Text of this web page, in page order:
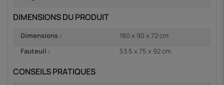
DIMENSIONS DU PRODUIT
Dimensions :
180 x 90 x 72 cm
Fauteuil :
53.5 x 75 x 92 cm
CONSEILS PRATIQUES